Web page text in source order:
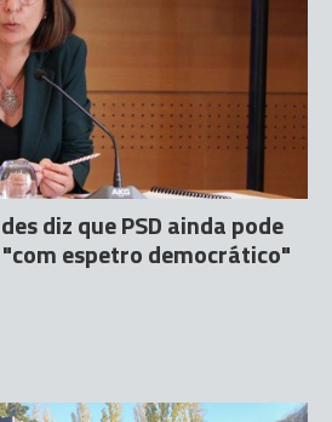
diz que PSD ainda pode
espetro democrático"